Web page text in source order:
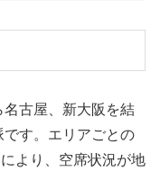
古屋、新大阪を結
す。エリアごとの
より、空席状況が地